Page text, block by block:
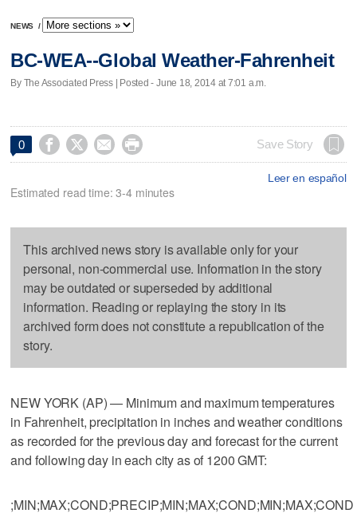
NEWS /
BC-WEA--Global Weather-Fahrenheit
By The Associated Press | Posted - June 18, 2014 at 7:01 a.m.
0     Save Story
Leer en español
Estimated read time: 3-4 minutes
This archived news story is available only for your
personal, non-commercial use. Information in the story
may be outdated or superseded by additional
information. Reading or replaying the story in its
archived form does not constitute a republication of the
story.
NEW YORK (AP) — Minimum and maximum temperatures
in Fahrenheit, precipitation in inches and weather conditions
as recorded for the previous day and forecast for the current
and following day in each city as of 1200 GMT:
;MIN;MAX;COND;PRECIP;MIN;MAX;COND;MIN;MAX;COND